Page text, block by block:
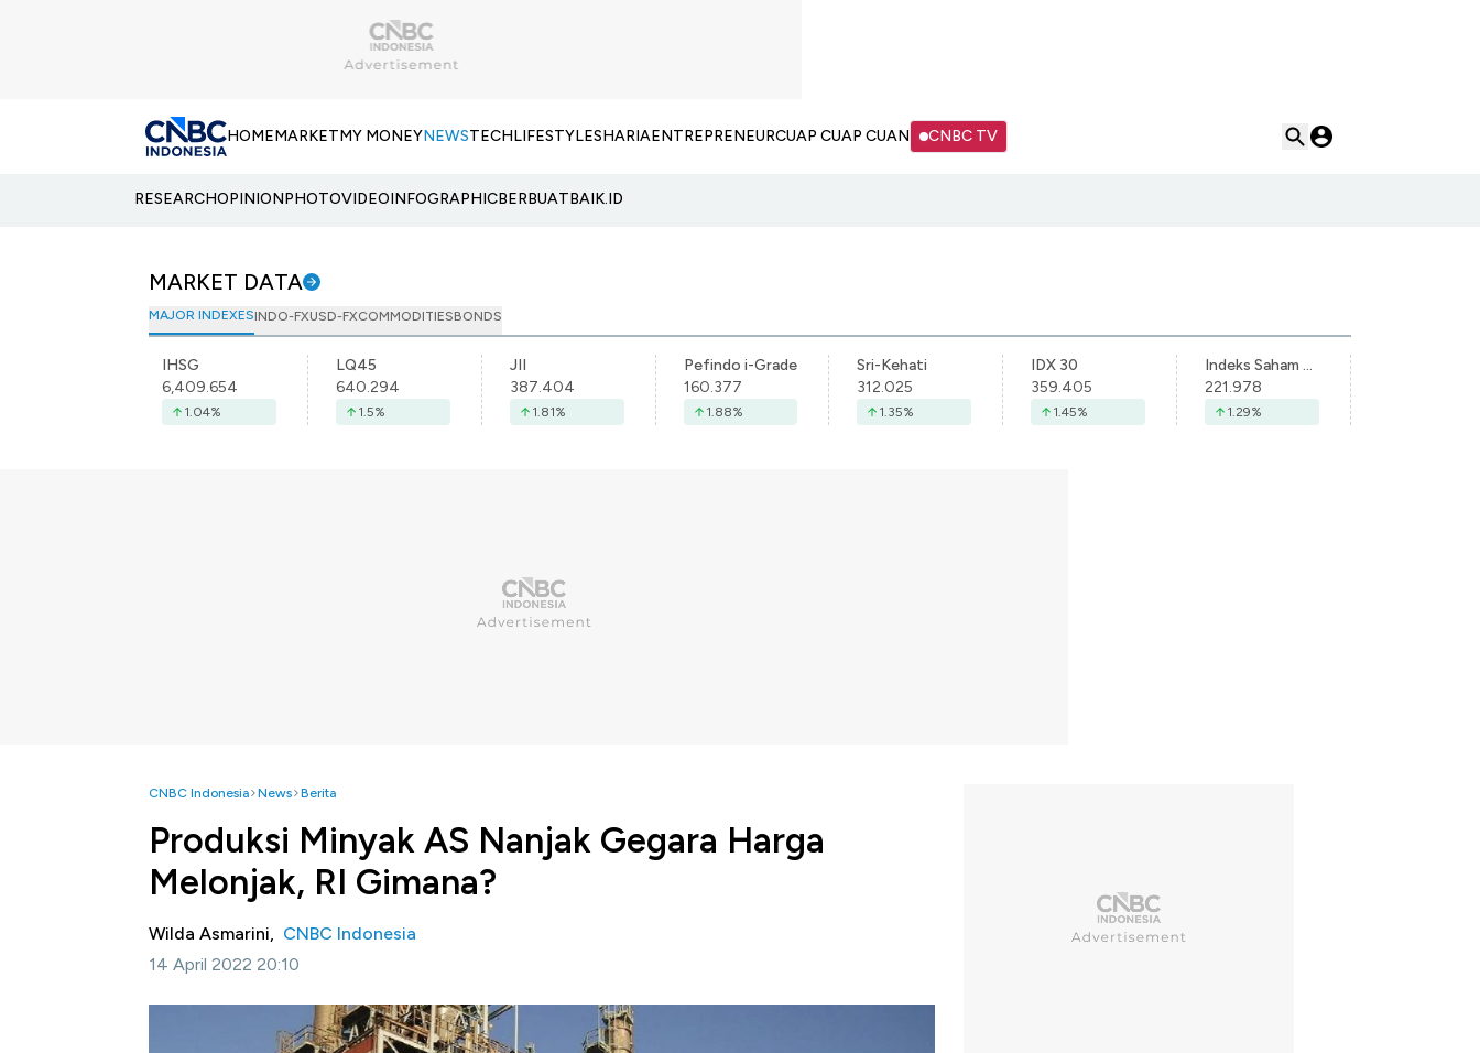
HOMEMARKETMY MONEYNEWSTECHLIFESTYLESHARIAENTREPRENEURCUAP CUAP CUAN CNBC TV
RESEARCHOPINIONPHOTOVIDEOINFOGRAPHICBERBUATBAIK.ID
MARKET DATA
MAJOR INDEXESINDO-FXUSD-FXCOMMODITIESBONDS
IHSG
6,409.654
1.04%
LQ45
640.294
1.5%
JII
387.404
1.81%
Pefindo i-Grade
160.377
1.88%
Sri-Kehati
312.025
1.35%
IDX 30
359.405
1.45%
Indeks Saham Syariah Indonesia
221.978
1.29%
CNBC Indonesia News Berita
Produksi Minyak AS Nanjak Gegara Harga
Melonjak, RI Gimana?
Wilda Asmarini, CNBC Indonesia
14 April 2022 20:10